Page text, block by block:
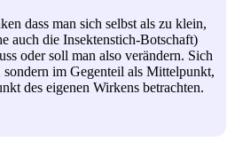
dass man sich selbst als zu klein,
auch die Insektenstich-Botschaft)
oder soll man also verändern. Sich
sondern im Gegenteil als Mittelpunkt,
des eigenen Wirkens betrachten.